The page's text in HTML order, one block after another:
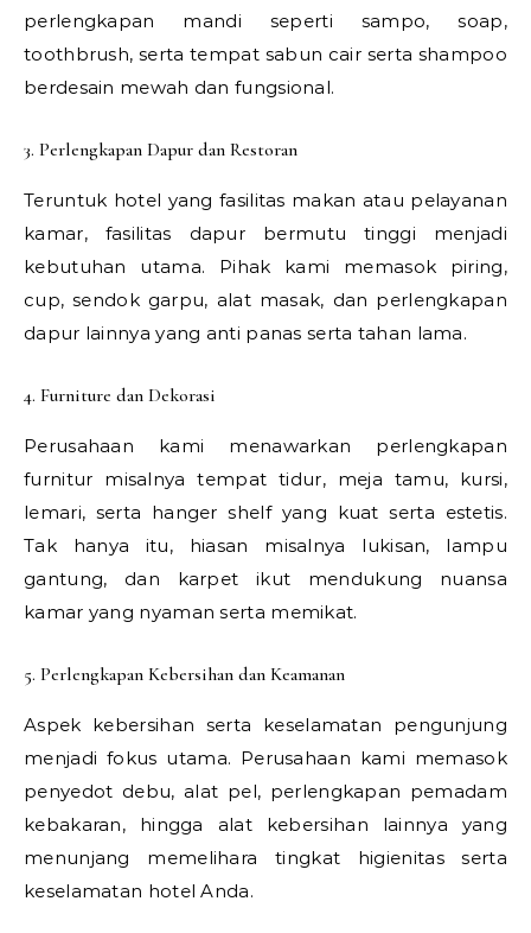
perlengkapan mandi seperti sampo, soap,
toothbrush, serta tempat sabun cair serta shampoo
berdesain mewah dan fungsional.
3. Perlengkapan Dapur dan Restoran
Teruntuk hotel yang fasilitas makan atau pelayanan
kamar, fasilitas dapur bermutu tinggi menjadi
kebutuhan utama. Pihak kami memasok piring,
cup, sendok garpu, alat masak, dan perlengkapan
dapur lainnya yang anti panas serta tahan lama.
4. Furniture dan Dekorasi
Perusahaan kami menawarkan perlengkapan
furnitur misalnya tempat tidur, meja tamu, kursi,
lemari, serta hanger shelf yang kuat serta estetis.
Tak hanya itu, hiasan misalnya lukisan, lampu
gantung, dan karpet ikut mendukung nuansa
kamar yang nyaman serta memikat.
5. Perlengkapan Kebersihan dan Keamanan
Aspek kebersihan serta keselamatan pengunjung
menjadi fokus utama. Perusahaan kami memasok
penyedot debu, alat pel, perlengkapan pemadam
kebakaran, hingga alat kebersihan lainnya yang
menunjang memelihara tingkat higienitas serta
keselamatan hotel Anda.